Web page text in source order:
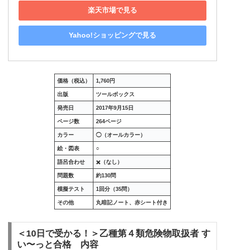
楽天市場で見る
Yahoo!ショッピングで見る
価格（税込） 1,760円
出版 ツールボックス
発売日 2017年9月15日
ページ数 264ページ
カラー ◯（オールカラー）
絵・図表 ○
語呂合わせ ✖️ （なし）
問題数 約130問
模擬テスト 1回分（35問）
その他 丸暗記ノート、赤シート付き
＜10日で受かる！＞乙種第４類危険物取扱者 す
い〜っと合格 内容